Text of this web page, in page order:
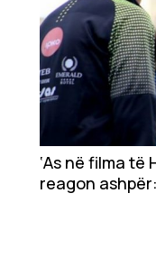
‘As në filma të
reagon